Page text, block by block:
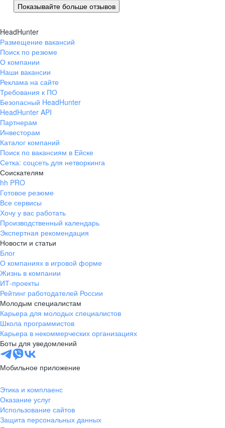
Орел
Пенза
Пермь
Петрозаводск
Псков
Ростов-на-Дону
Рязань
Самара
Саратов
Якутск
Южно-Сахалинск
Владикавказ
Смоленск
Ставрополь
Тамбов
Казань
Тверь
Томск
Кызыл
Тула
Тюмень
Ижевск
Ульяновск
Уфа
Хабаровск
Абакан
Челябинск
Грозный
Чебоксары
Ярославль
Киев
Показывайте больше отзывов
HeadHunter
Размещение вакансий
Поиск по резюме
О компании
Наши вакансии
Реклама на сайте
Требования к ПО
Безопасный HeadHunter
HeadHunter API
Партнерам
Инвесторам
Каталог компаний
Поиск по вакансиям в Ейске
Сетка: соцсеть для нетворкинга
Соискателям
hh PRO
Готовое резюме
Все сервисы
Хочу у вас работать
Производственный календарь
Экспертная рекомендация
Новости и статьи
Блог
О компаниях в игровой форме
Жизнь в компании
ИТ-проекты
Рейтинг работодателей России
Молодым специалистам
Карьера для молодых специалистов
Школа программистов
Карьера в некоммерческих организациях
Боты для уведомлений
Мобильное приложение
Этика и комплаенс
Оказание услуг
Использование сайтов
Защита персональных данных